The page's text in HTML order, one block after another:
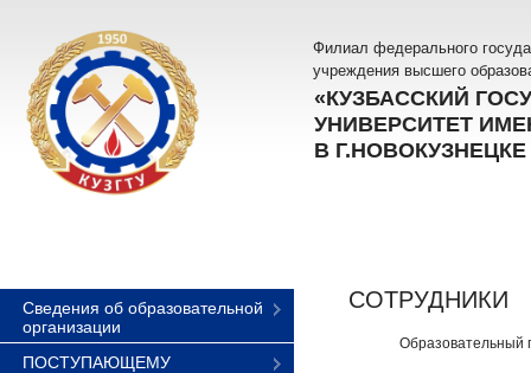
Филиал федерального
учреждения высшего
«КУЗБАССКИЙ
УНИВЕРСИТЕТ
В Г.НОВОКУЗНЕЦКЕ
Сведения об образовательной
организации
ПОСТУПАЮЩЕМУ
СОТРУДНИКИ
Образовательный